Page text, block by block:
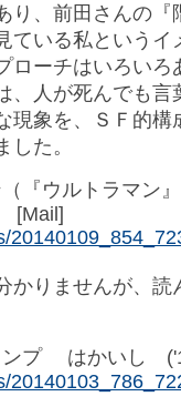
り、前田さんの『
ている私というイ
ローチはいろいろ
、人が死んでも
現象を、ＳＦ的構
した。
（『ウルトラマ
[Mail]
かりませんが、
ンプ はかいし